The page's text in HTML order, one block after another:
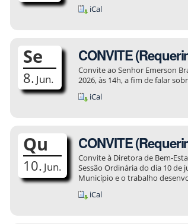
iCal
Se
8. Jun.
CONVITE
Convite ao Senhor Emerson
2026, às 14h, a fim de falar
iCal
Qu
10. Jun.
CONVITE
Convite à Diretora de Bem-
Sessão Ordinária do dia 10 de
Município e o trabalho
iCal